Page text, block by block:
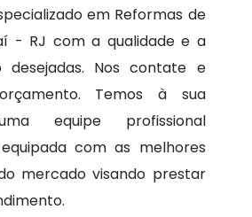
em Reformas de
- RJ com a qualidade e a
desejadas. Nos contate e
Temos à sua
equipe profissional
com as melhores
mercado visando prestar